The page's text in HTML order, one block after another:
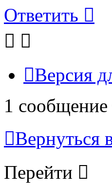
Ответить
Версия
1 сообщение
Перейти